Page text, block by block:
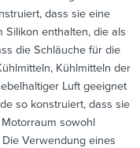
dass sie eine
enthalten, die als
die Schläuche für die
Kühlmitteln der
Luft geeignet
so konstruiert, dass sie
sowohl
Verwendung eines